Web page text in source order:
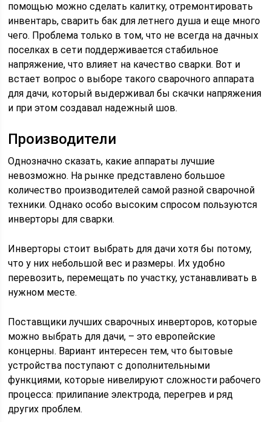
помощью можно сделать калитку, отремонтировать
инвентарь, сварить бак для летнего душа и еще много
чего. Проблема только в том, что не всегда на дачных
поселках в сети поддерживается стабильное
напряжение, что влияет на качество сварки. Вот и
встает вопрос о выборе такого сварочного аппарата
для дачи, который выдерживал бы скачки напряжения
и при этом создавал надежный шов.
Производители
Однозначно сказать, какие аппараты лучшие
невозможно. На рынке представлено большое
количество производителей самой разной сварочной
техники. Однако особо высоким спросом пользуются
инверторы для сварки.
Инверторы стоит выбрать для дачи хотя бы потому,
что у них небольшой вес и размеры. Их удобно
перевозить, перемещать по участку, устанавливать в
нужном месте.
Поставщики лучших сварочных инверторов, которые
можно выбрать для дачи, – это европейские
концерны. Вариант интересен тем, что бытовые
устройства поступают с дополнительными
функциями, которые нивелируют сложности рабочего
процесса: прилипание электрода, перегрев и ряд
других проблем.